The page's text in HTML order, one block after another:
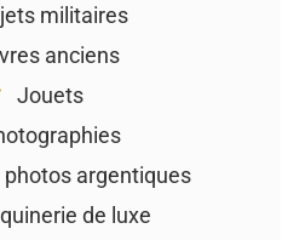
militaires
anciens
Jouets
argentiques
de luxe